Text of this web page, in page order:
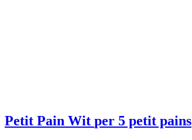
Petit Pain Wit per 5 petit pains